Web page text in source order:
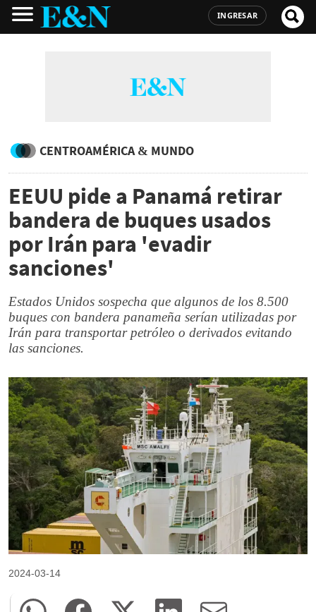
INGRESAR
CENTROAMÉRICA & MUNDO
EEUU pide a Panamá retirar
bandera de buques usados
por Irán para 'evadir
sanciones'
Estados Unidos sospecha que algunos de los 8.500
buques con bandera panameña serían utilizadas por
Irán para transportar petróleo o derivados evitando
las sanciones.
2024-03-14